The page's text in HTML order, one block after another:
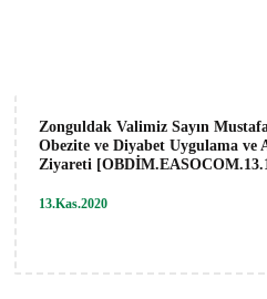
Zonguldak Valimiz Sayın
Obezite ve Diyabet Uygulama ve
Ziyareti
13.Kas.2020